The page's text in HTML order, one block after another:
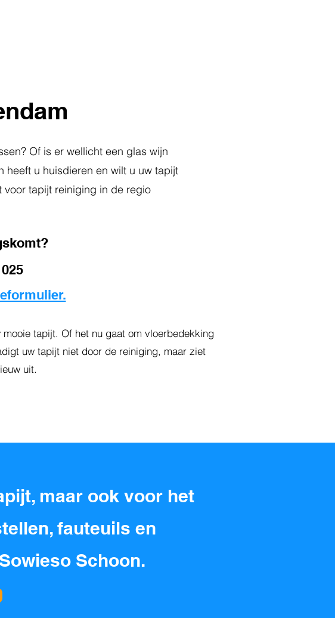
Of is er wellicht een glas wijn
heeft u huisdieren en wilt u uw tapijt
voor tapijt reiniging in de regio
tapijt. Of het nu gaat om vloerbedekking
uw tapijt niet door de reiniging, maar ziet
uit.
maar ook voor het
fauteuils en
Schoon.